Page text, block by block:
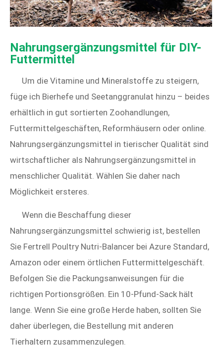
Nahrungsergänzungsmittel für DIY-
Futtermittel
Um die Vitamine und Mineralstoffe zu steigern,
füge ich Bierhefe und Seetanggranulat hinzu – beides
erhältlich in gut sortierten Zoohandlungen,
Futtermittelgeschäften, Reformhäusern oder online.
Nahrungsergänzungsmittel in tierischer Qualität sind
wirtschaftlicher als Nahrungsergänzungsmittel in
menschlicher Qualität. Wählen Sie daher nach
Möglichkeit ersteres.
Wenn die Beschaffung dieser
Nahrungsergänzungsmittel schwierig ist, bestellen
Sie Fertrell Poultry Nutri-Balancer bei Azure Standard,
Amazon oder einem örtlichen Futtermittelgeschäft.
Befolgen Sie die Packungsanweisungen für die
richtigen Portionsgrößen. Ein 10-Pfund-Sack hält
lange. Wenn Sie eine große Herde haben, sollten Sie
daher überlegen, die Bestellung mit anderen
Tierhaltern zusammenzulegen.